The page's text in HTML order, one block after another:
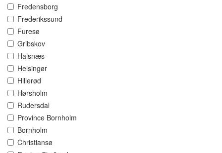
Fredensborg
Frederikssund
Furesø
Gribskov
Halsnæs
Helsingør
Hillerød
Hørsholm
Rudersdal
Province Bornholm
Bornholm
Christiansø